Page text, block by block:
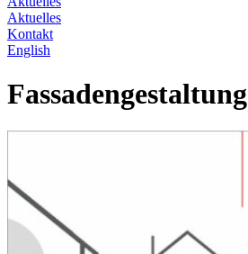
Aktuelles
Kontakt
English
Fassadengestaltung